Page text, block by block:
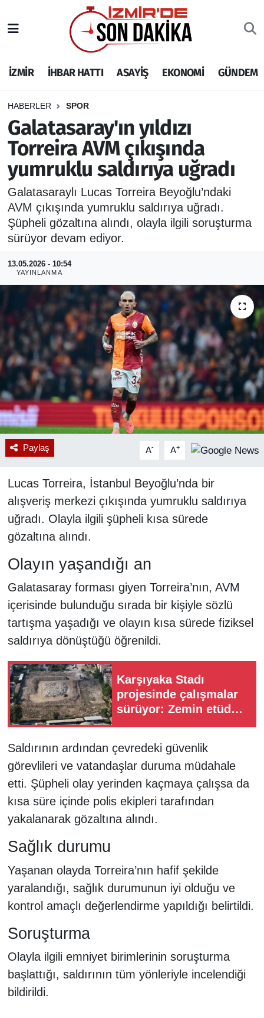
İZMİR İHBAR HATTI ASAYİŞ EKONOMİ GÜNDEM
HABERLER SPOR
Galatasaray'ın yıldızı
Torreira AVM çıkışında
yumruklu saldırıya uğradı
Galatasaraylı Lucas Torreira Beyoğlu’ndaki
AVM çıkışında yumruklu saldırıya uğradı.
Şüpheli gözaltına alındı, olayla ilgili soruşturma
sürüyor devam ediyor.
13.05.2026 - 10:54
YAYINLANMA
Paylaş A- A+
Lucas Torreira, İstanbul Beyoğlu’nda bir
alışveriş merkezi çıkışında yumruklu saldırıya
uğradı. Olayla ilgili şüpheli kısa sürede
gözaltına alındı.
Olayın yaşandığı an
Galatasaray forması giyen Torreira’nın, AVM
içerisinde bulunduğu sırada bir kişiyle sözlü
tartışma yaşadığı ve olayın kısa sürede fiziksel
saldırıya dönüştüğü öğrenildi.
Karşıyaka Stadı
projesinde çalışmalar
sürüyor: Zemin etüdü
Saldırının ardından çevredeki güvenlik
görevlileri ve vatandaşlar duruma müdahale
etti. Şüpheli olay yerinden kaçmaya çalışsa da
kısa süre içinde polis ekipleri tarafından
yakalanarak gözaltına alındı.
Sağlık durumu
Yaşanan olayda Torreira’nın hafif şekilde
yaralandığı, sağlık durumunun iyi olduğu ve
kontrol amaçlı değerlendirme yapıldığı belirtildi.
Soruşturma
Olayla ilgili emniyet birimlerinin soruşturma
başlattığı, saldırının tüm yönleriyle incelendiği
bildirildi.
İHBAR HATTI
DEPREM
GENEL
EKONOMİ
SİYASET
SPOR
RESMİ REKLAM
İzmir Nöbetçi Eczaneler
İzmir Hava Durumu
İzmir Namaz Vakitleri
İzmir Trafik Yoğunluk Haritası
Puan Durumu ve Fikstür
Tüm Manşetler
Son Dakika Haberleri